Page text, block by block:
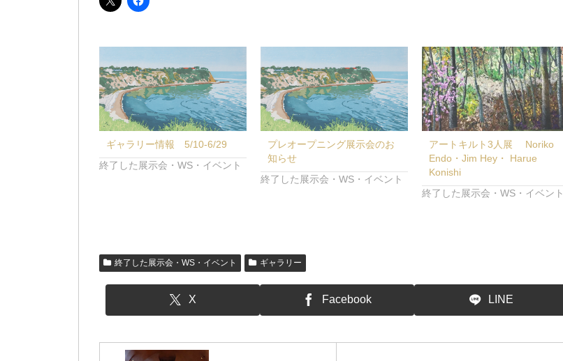
ギャラリー情報 5/10-6/29
終了した展示会・WS・イベント
プレオープニング展示会のお
知らせ
終了した展示会・WS・イベント
アートキルト3人展 Noriko
Endo・Jim Hey・ Harue
Konishi
終了した展示会・WS・イベント
終了した展示会・WS・イベント ギャラリー
X Facebook LINE